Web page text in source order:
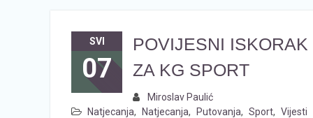
SVI
07
POVIJESNI ISKORAK
ZA KG SPORT
Miroslav Paulić
Natjecanja, Natjecanja, Putovanja, Sport, Vijesti